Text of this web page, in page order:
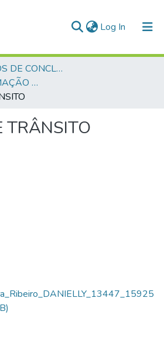
Log In (current)
TRABALHOS DE CONCLUSÃO DE CURSO - CFO (CURSO DE FORMAÇÃO DE OFICIAIS)
CURSO DE FORMAÇÃO DE OFICIAIS - 45ª TURMA CFO – ASPIRANTES - 2019
TRÂNSITO